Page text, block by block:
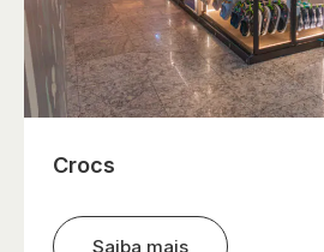
Crocs
Saiba mais